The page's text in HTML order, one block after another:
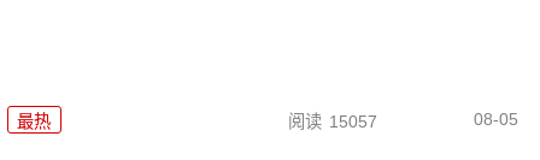
最热 阅读 15057 08-05